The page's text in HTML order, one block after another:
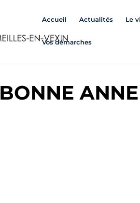
Accueil Actualités Le
Vos démarches
BONNE